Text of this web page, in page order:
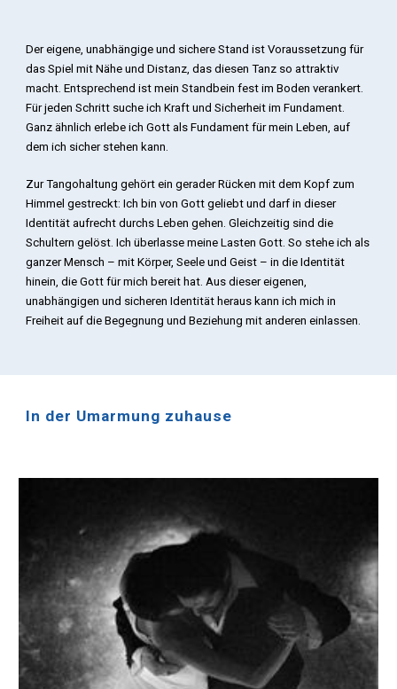
Der eigene, unabhängige und sichere Stand ist Voraussetzung für
das Spiel mit Nähe und Distanz, das diesen Tanz so attraktiv
macht. Entsprechend ist mein Standbein fest im Boden verankert.
Für jeden Schritt suche ich Kraft und Sicherheit im Fundament.
Ganz ähnlich erlebe ich Gott als Fundament für mein Leben, auf
dem ich sicher stehen kann.
Zur Tangohaltung gehört ein gerader Rücken mit dem Kopf zum
Himmel gestreckt: Ich bin von Gott geliebt und darf in dieser
Identität aufrecht durchs Leben gehen. Gleichzeitig sind die
Schultern gelöst. Ich überlasse meine Lasten Gott. So stehe ich als
ganzer Mensch – mit Körper, Seele und Geist – in die Identität
hinein, die Gott für mich bereit hat. Aus dieser eigenen,
unabhängigen und sicheren Identität heraus kann ich mich in
Freiheit auf die Begegnung und Beziehung mit anderen einlassen.
In der Umarmung zuhause